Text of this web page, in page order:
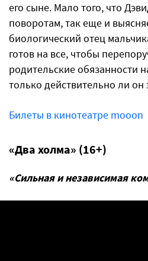
его сыне. Мало того, что
поворотам, так еще и
биологический отец
готов на все, чтобы
родительские обязанности
только действительно ли он
Билеты в кинотеатре mooon
«Два холма» (16+)
«Сильная и независимая